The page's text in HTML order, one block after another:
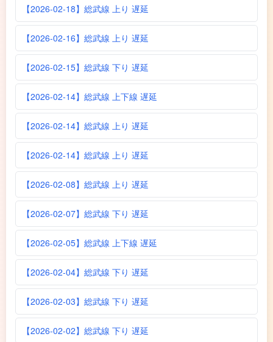
【2026-02-18】総武線 上り 遅延
【2026-02-16】総武線 上り 遅延
【2026-02-15】総武線 下り 遅延
【2026-02-14】総武線 上下線 遅延
【2026-02-14】総武線 上り 遅延
【2026-02-14】総武線 上り 遅延
【2026-02-08】総武線 上り 遅延
【2026-02-07】総武線 下り 遅延
【2026-02-05】総武線 上下線 遅延
【2026-02-04】総武線 下り 遅延
【2026-02-03】総武線 下り 遅延
【2026-02-02】総武線 下り 遅延